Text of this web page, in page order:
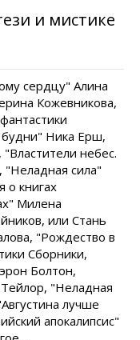
и мистике
сердцу" Алина
Кожевникова,
Ника Ерш,
небес.
"Неладная сила"
о книгах
Милена
или Стань
"Рождество в
Сборники,
Болтон,
"Неладная
лучше
апокалипсис"